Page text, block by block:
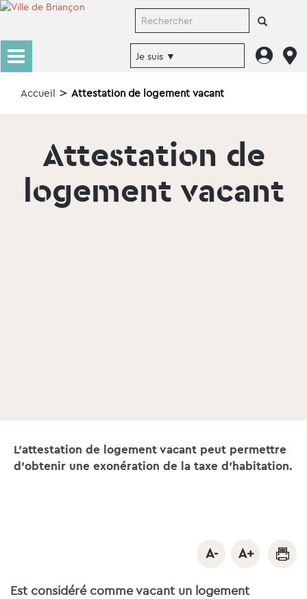
Accueil Attestation de logement vacant
Attestation de
logement vacant
L'attestation de logement vacant peut permettre
d'obtenir une exonération de la taxe d'habitation.
Est considéré comme vacant un logement